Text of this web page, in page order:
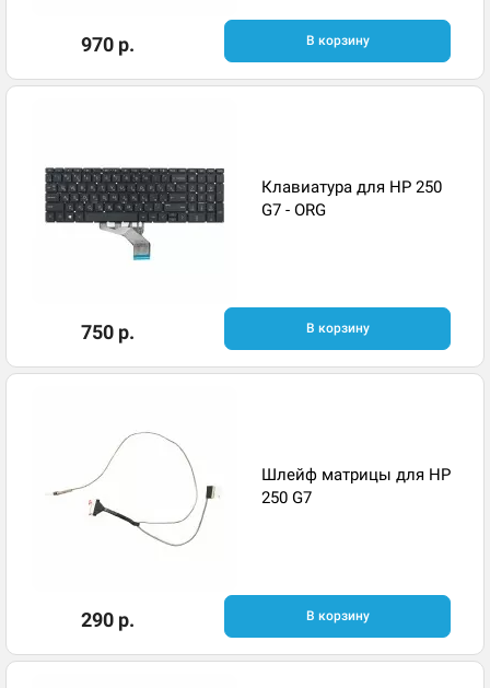
970 р. В корзину
Клавиатура для HP 250
G7 - ORG
750 р. В корзину
Шлейф матрицы для HP
250 G7
290 р. В корзину